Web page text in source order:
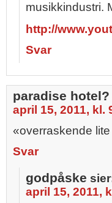
musikkindustri.
http://
Svar
paradise hotel?
april 15, 2011, kl.
«overraskende
Svar
godpåske
april 15, 2011,